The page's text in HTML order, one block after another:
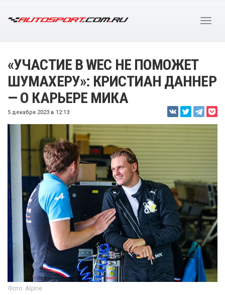
«УЧАСТИЕ В WEC НЕ ПОМОЖЕТ
ШУМАХЕРУ»: КРИСТИАН ДАННЕР
— О КАРЬЕРЕ МИКА
5 декабря 2023 в 12:13
Фото: Alpine